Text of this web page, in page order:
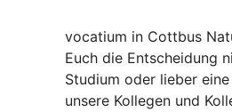
vocatium in Cottbus
Euch die Entscheidung
Studium oder lieber
unsere Kollegen und